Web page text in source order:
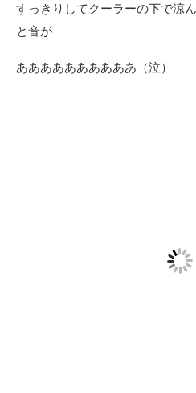
すっきりしてクーラーの下で涼
と音が
ああああああああああ（泣）